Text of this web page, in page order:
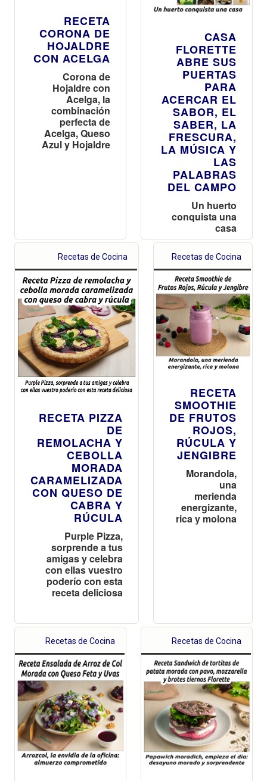
RECETA
CORONA DE
HOJALDRE
CON ACELGA
Corona de
Hojaldre con
Acelga, la
combinación
perfecta de
Acelga, Queso
Azul y Hojaldre
CASA
FLORETTE
ABRE SUS
PUERTAS
PARA
ACERCAR EL
SABOR, EL
SABER, LA
FRESCURA,
LA MÚSICA Y
LAS
PALABRAS
DEL CAMPO
Un huerto
conquista una
casa
Recetas de Cocina
RECETA PIZZA
DE
REMOLACHA Y
CEBOLLA
MORADA
CARAMELIZADA
CON QUESO DE
CABRA Y
RÚCULA
Purple Pizza,
sorprende a tus
amigas y celebra
con ellas vuestro
poderío con esta
receta deliciosa
Recetas de Cocina
RECETA
SMOOTHIE
DE FRUTOS
ROJOS,
RÚCULA Y
JENGIBRE
Morandola,
una
merienda
energizante,
rica y molona
Recetas de Cocina Recetas de Cocina